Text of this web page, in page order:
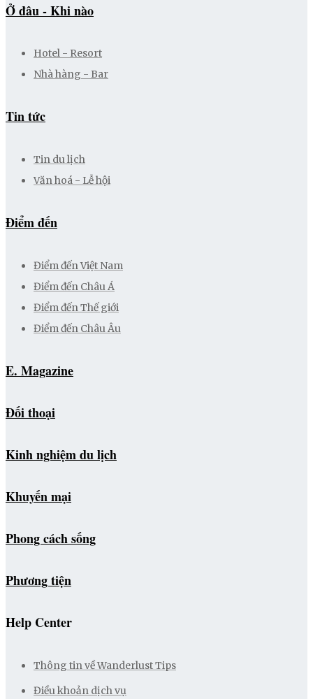
Ở đâu - Khi nào
Hotel - Resort
Nhà hàng - Bar
Tin tức
Tin du lịch
Văn hoá - Lễ hội
Điểm đến
Điểm đến Việt Nam
Điểm đến Châu Á
Điểm đến Thế giới
Điểm đến Châu Âu
E. Magazine
Đối thoại
Kinh nghiệm du lịch
Khuyến mại
Phong cách sống
Phương tiện
Help Center
Thông tin về Wanderlust Tips
Điều khoản dịch vụ